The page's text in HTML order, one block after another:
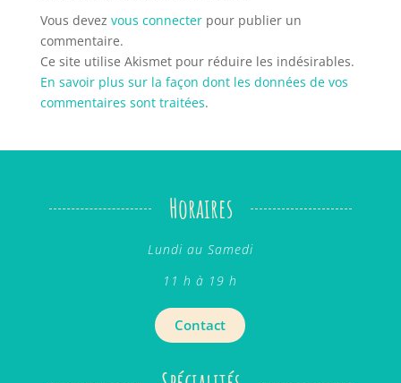
Vous devez vous connecterpour publier un
commentaire.
Ce site utilise Akismet pour réduire les indésirables.
En savoir plus sur la façon dont les données de vos
commentaires sont traitées.
Horaires
Lundi au Samedi
11 h à 19 h
Contact